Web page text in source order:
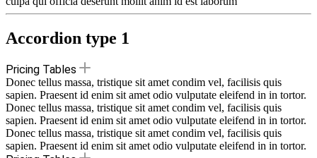
Accordion type 1
Pricing Tables
Donec tellus massa, tristique sit amet condim vel, facilisis quis
sapien. Praesent id enim sit amet odio vulputate eleifend in in tortor.
Donec tellus massa, tristique sit amet condim vel, facilisis quis
sapien. Praesent id enim sit amet odio vulputate eleifend in in tortor.
Donec tellus massa, tristique sit amet condim vel, facilisis quis
sapien. Praesent id enim sit amet odio vulputate eleifend in in tortor.